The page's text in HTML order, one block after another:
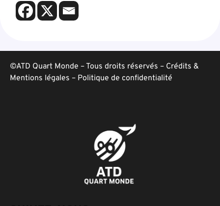
©ATD Quart Monde – Tous droits réservés – Crédits &
Mentions légales – Politique de confidentialité